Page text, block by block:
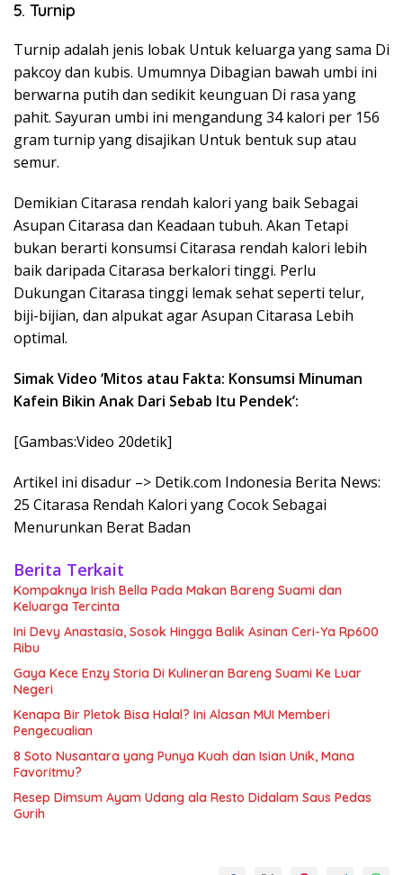
5. Turnip
Turnip adalah jenis lobak Untuk keluarga yang sama Di
pakcoy dan kubis. Umumnya Dibagian bawah umbi ini
berwarna putih dan sedikit keunguan Di rasa yang
pahit. Sayuran umbi ini mengandung 34 kalori per 156
gram turnip yang disajikan Untuk bentuk sup atau
semur.
Demikian Citarasa rendah kalori yang baik Sebagai
Asupan Citarasa dan Keadaan tubuh. Akan Tetapi
bukan berarti konsumsi Citarasa rendah kalori lebih
baik daripada Citarasa berkalori tinggi. Perlu
Dukungan Citarasa tinggi lemak sehat seperti telur,
biji-bijian, dan alpukat agar Asupan Citarasa Lebih
optimal.
Simak Video ‘Mitos atau Fakta: Konsumsi Minuman
Kafein Bikin Anak Dari Sebab Itu Pendek’:
[Gambas:Video 20detik]
Artikel ini disadur –> Detik.com Indonesia Berita News:
25 Citarasa Rendah Kalori yang Cocok Sebagai
Menurunkan Berat Badan
Berita Terkait
Kompaknya Irish Bella Pada Makan Bareng Suami dan
Keluarga Tercinta
Ini Devy Anastasia, Sosok Hingga Balik Asinan Ceri-Ya Rp600
Ribu
Gaya Kece Enzy Storia Di Kulineran Bareng Suami Ke Luar
Negeri
Kenapa Bir Pletok Bisa Halal? Ini Alasan MUI Memberi
Pengecualian
8 Soto Nusantara yang Punya Kuah dan Isian Unik, Mana
Favoritmu?
Resep Dimsum Ayam Udang ala Resto Didalam Saus Pedas
Gurih